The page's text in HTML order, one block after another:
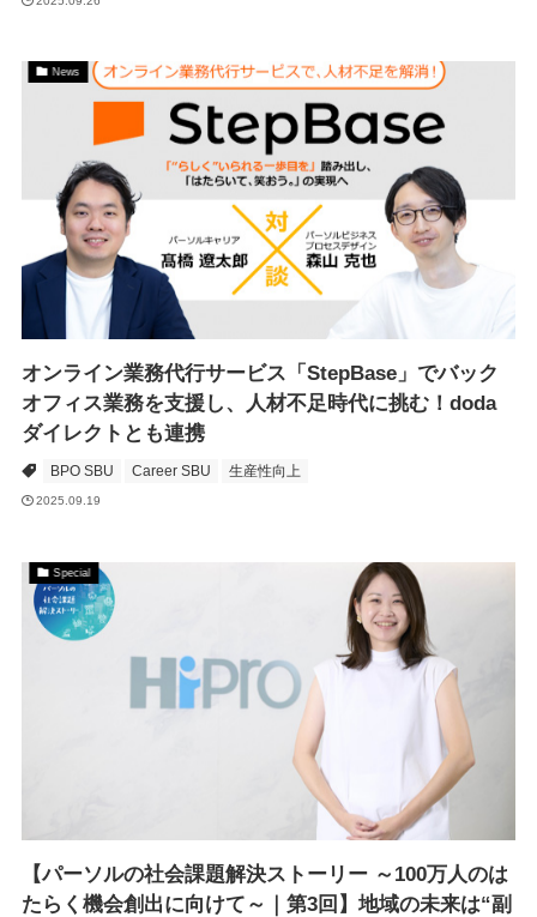
News
オンライン業務代行サービス「StepBase」でバック
オフィス業務を支援し、人材不足時代に挑む！doda
ダイレクトとも連携
BPO SBU Career SBU 生産性向上
2025.09.19
Special
【パーソルの社会課題解決ストーリー ～100万人のは
たらく機会創出に向けて～｜第3回】地域の未来は“副